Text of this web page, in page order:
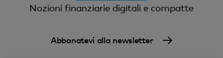
Nozioni finanziarie digitali e compatte
Abbonatevi alla newsletter